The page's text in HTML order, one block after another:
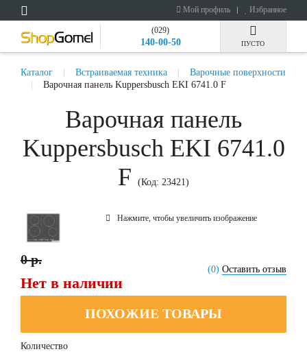
Мой профиль Избранное
(029)
140-00-50 ПУСТО
Каталог Встраиваемая техника
Варочные поверхности
Варочная панель Kuppersbusch EKI 6741.0 F
Варочная панель
Kuppersbusch EKI 6741.0
F
(Код: 23421)
Нажмите, чтобы увеличить изображение
(0) Оставить отзыв
0 р.
Нет в наличии
ПОХОЖИЕ ТОВАРЫ
Количество